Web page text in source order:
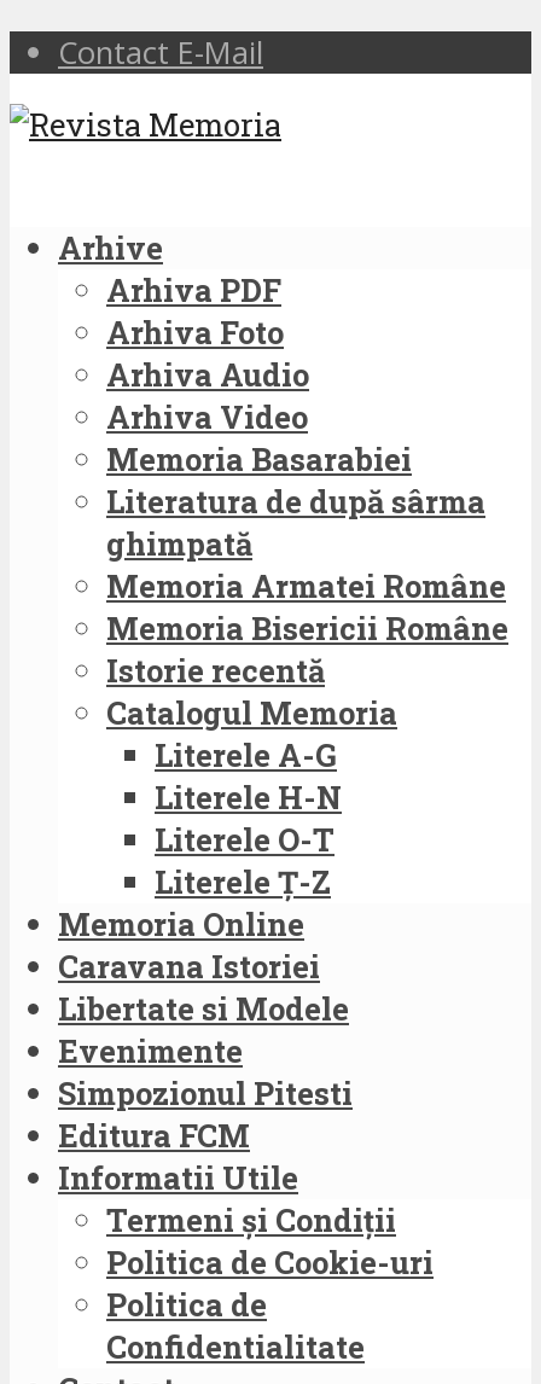
Contact E-Mail
Arhive
Arhiva PDF
Arhiva Foto
Arhiva Audio
Arhiva Video
Memoria Basarabiei
Literatura de după sârma
ghimpată
Memoria Armatei Române
Memoria Bisericii Române
Istorie recentă
Catalogul Memoria
Literele A-G
Literele H-N
Literele O-T
Literele Ț-Z
Memoria Online
Caravana Istoriei
Libertate si Modele
Evenimente
Simpozionul Pitesti
Editura FCM
Informatii Utile
Termeni și Condiții
Politica de Cookie-uri
Politica de
Confidentialitate